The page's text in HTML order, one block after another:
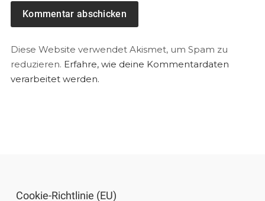
Diese Website verwendet Akismet, um Spam zu
reduzieren. Erfahre, wie deine Kommentardaten
verarbeitet werden.
Cookie-Richtlinie (EU)